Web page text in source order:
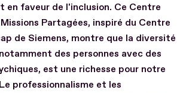
en faveur de l'inclusion. Ce Centre
Partagées, inspiré du Centre
de Siemens, montre que la diversité
des personnes avec des
est une richesse pour notre
professionnalisme et les